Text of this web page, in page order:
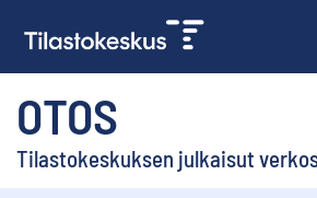
OTOS
Tilastokeskuksen julkaisut